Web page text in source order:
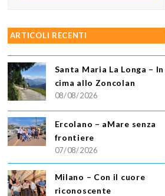
ARTICOLI RECENTI
Santa Maria La Longa – In
cima allo Zoncolan
08/08/2026
Ercolano – aMare senza
frontiere
07/08/2026
Milano – Con il cuore
riconoscente